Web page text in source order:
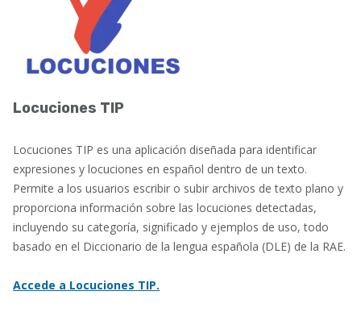
Locuciones TIP
Locuciones TIP es una aplicación diseñada para identificar
expresiones y locuciones en español dentro de un texto.
Permite a los usuarios escribir o subir archivos de texto plano y
proporciona información sobre las locuciones detectadas,
incluyendo su categoría, significado y ejemplos de uso, todo
basado en el Diccionario de la lengua española (DLE) de la RAE.
Accede a Locuciones TIP.